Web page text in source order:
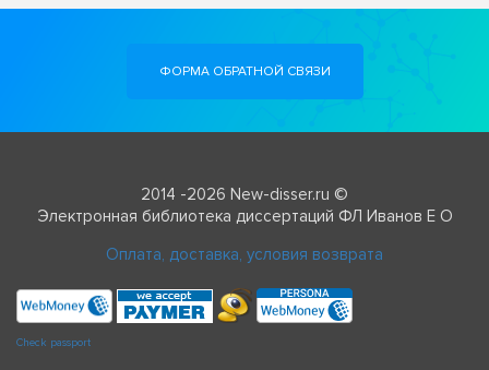
ФОРМА ОБРАТНОЙ СВЯЗИ
2014 -2026 New-disser.ru ©
Электронная библиотека диссертаций ФЛ Иванов Е О
Оплата, доставка, условия возврата
Check passport